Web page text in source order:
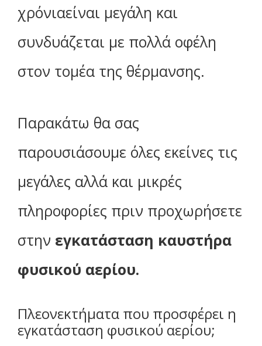
χρόνιαείναι μεγάλη και
συνδυάζεται με πολλά οφέλη
στον τομέα της θέρμανσης.
Παρακάτω θα σας
παρουσιάσουμε όλες εκείνες τις
μεγάλες αλλά και μικρές
πληροφορίες πριν προχωρήσετε
στην εγκατάσταση καυστήρα
φυσικού αερίου.
Πλεονεκτήματα που προσφέρει η
εγκατάσταση φυσικού αερίου;